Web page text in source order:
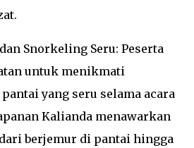
Snorkeling Seru: Peserta
untuk menikmati
yang seru selama acara
Kalianda menawarkan
berjemur di pantai hingga